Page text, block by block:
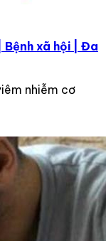
xã hội | Đa
nhiễm cơ